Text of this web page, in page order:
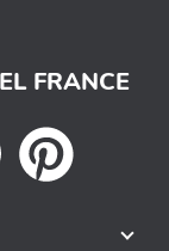
FRANCE